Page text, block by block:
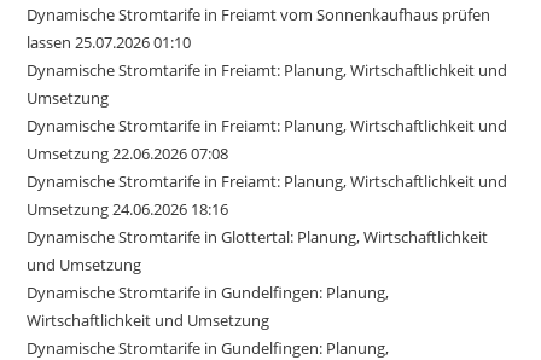
Dynamische Stromtarife in Freiamt vom Sonnenkaufhaus prüfen
lassen 25.07.2026 01:10
Dynamische Stromtarife in Freiamt: Planung, Wirtschaftlichkeit und
Umsetzung
Dynamische Stromtarife in Freiamt: Planung, Wirtschaftlichkeit und
Umsetzung 22.06.2026 07:08
Dynamische Stromtarife in Freiamt: Planung, Wirtschaftlichkeit und
Umsetzung 24.06.2026 18:16
Dynamische Stromtarife in Glottertal: Planung, Wirtschaftlichkeit
und Umsetzung
Dynamische Stromtarife in Gundelfingen: Planung,
Wirtschaftlichkeit und Umsetzung
Dynamische Stromtarife in Gundelfingen: Planung,